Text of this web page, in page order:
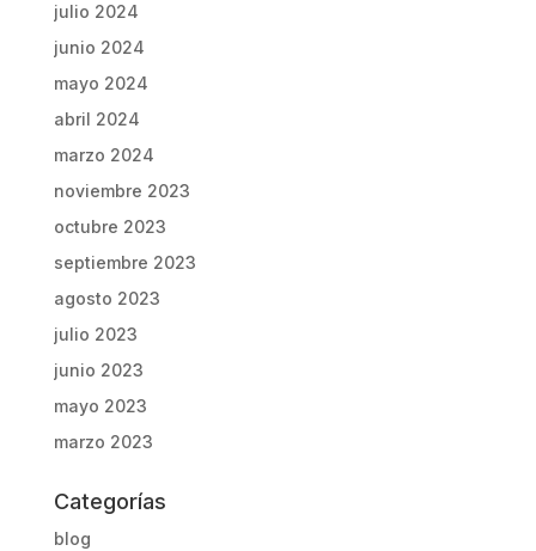
julio 2024
junio 2024
mayo 2024
abril 2024
marzo 2024
noviembre 2023
octubre 2023
septiembre 2023
agosto 2023
julio 2023
junio 2023
mayo 2023
marzo 2023
Categorías
blog